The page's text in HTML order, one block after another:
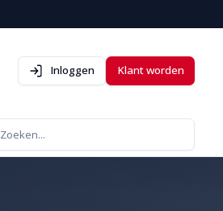
Inloggen Klant worden
Zoeken...